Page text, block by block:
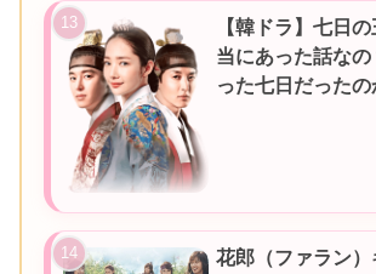
【韓ドラ】七日
当にあった話なの
った七日だったの
花郎（ファラン）